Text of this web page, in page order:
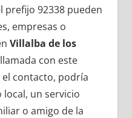
prefijo 92338 pueden
empresas ο
Villalba dе los
сοn еstе
contacto, podría
un servicio
ο amigo dе la